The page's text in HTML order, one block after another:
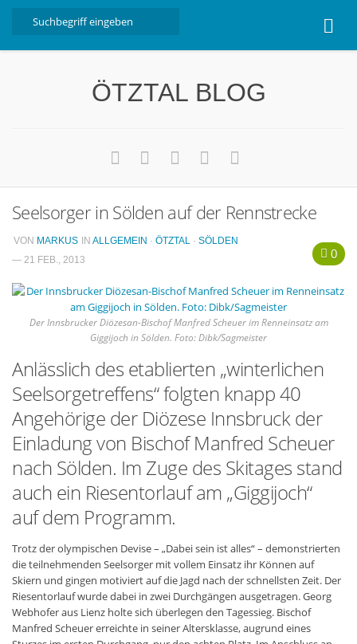
Nützliche Informationen
Free W-LAN Verzeichnis Ötztal
Kostenloser Bustransfer ins Gletscherskigebiet von
Sölden
Impressum
Kontakt
Datenschutzerklärung
ÖTZTAL BLOG
Seelsorger in Sölden auf der Rennstrecke
0
VON MARKUS IN ALLGEMEIN · ÖTZTAL · SÖLDEN
— 21 FEB., 2013
Der Innsbrucker Diözesan-Bischof Manfred Scheuer im Renneinsatz am
Giggijoch in Sölden. Foto: Dibk/Sagmeister
Anlässlich des etablierten „winterlichen
Seelsorgetreffens“ folgten knapp 40
Angehörige der Diözese Innsbruck der
Einladung von Bischof Manfred Scheuer
nach Sölden. Im Zuge des Skitages stand
auch ein Riesentorlauf am „Giggijoch“
auf dem Programm.
Trotz der olympischen Devise – „Dabei sein ist alles“ – demonstrierten
die teilnehmenden Seelsorger mit vollem Einsatz ihr Können auf
Skiern und gingen motiviert auf die Jagd nach der schnellsten Zeit. Der
Riesentorlauf wurde dabei in zwei Durchgängen ausgetragen. Georg
Webhofer aus Lienz holte sich überlegen den Tagessieg. Bischof
Manfred Scheuer erreichte in seiner Altersklasse, augrund eines